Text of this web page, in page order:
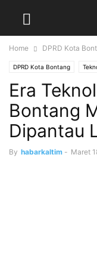
Home DPRD Kota
DPRD Kota Bontang
Era
Bontang
Dipantau
By habarkaltim - Maret